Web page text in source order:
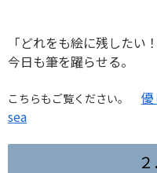
「どれをも絵に残したい！
今日も筆を躍らせる。
こちらもご覧ください。
sea